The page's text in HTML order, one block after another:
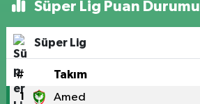
Süper Lig Puan Durumu
Süper Lig
# Takım
1 Amed